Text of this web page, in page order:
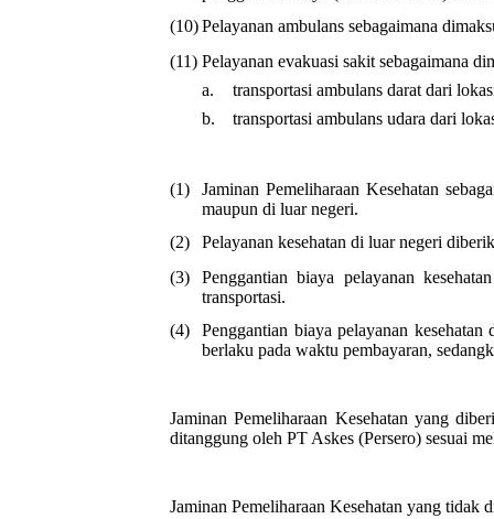
(10)Pelayanan ambulans sebagaimana
(11) Pelayanan evakuasi sakit sebagaimana
a.
transportasi ambulans darat dari
b.
transportasi ambulans udara dari
(1)
Jaminan Pemeliharaan Kesehatan
maupun di luar negeri.
(2)
Pelayanan kesehatan di luar negeri
(3)
Penggantian biaya pelayanan
transportasi.
(4)
Penggantian biaya pelayanan
berlaku pada waktu pembayaran,
Jaminan Pemeliharaan Kesehatan yang
ditanggung oleh PT Askes (Persero) sesuai
Jaminan Pemeliharaan Kesehatan yang tidak